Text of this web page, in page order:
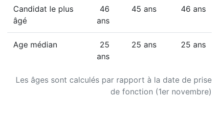
Les âges sont calculés par rapport à la date de prise
de fonction (1er novembre)
Candidat le plus
âgé
46
ans
45 ans 46 ans
Age médian
25
ans
25 ans 25 ans